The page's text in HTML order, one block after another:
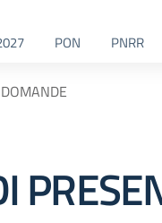
PON PNRR